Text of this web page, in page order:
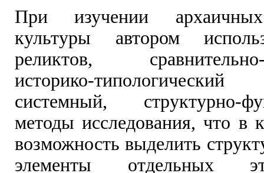
При изучении
культуры автором
реликтов, сравнительно-
историко-
системный, структурно-
методы исследования, что в
возможность выделить
элементы отдельных